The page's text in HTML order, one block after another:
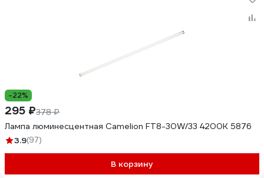
-22%
295 ₽378 ₽
Лампа люминесцентная Camelion FT8-30W/33 4200K 5876
3.9(97)
В корзину